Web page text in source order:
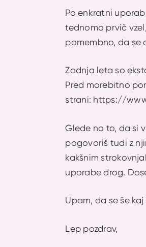
Po enkratni
tednoma prvič
pomembno, da se
Zadnja leta so
Pred morebitno
strani: https://
Glede na to, da si
pogovoriš tudi z
kakšnim
uporabe drog.
Upam, da se še
Lep pozdrav,